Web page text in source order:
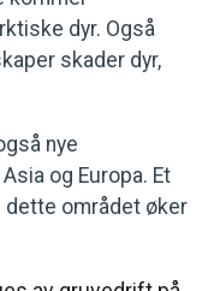
dyr. Også
skader dyr,
nye
og Europa. Et
dette området øker